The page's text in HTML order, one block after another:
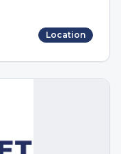
Location